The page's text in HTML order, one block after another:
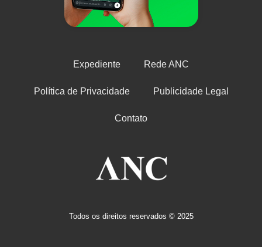
Expediente Rede ANC
Política de Privacidade Publicidade Legal
Contato
Todos os direitos reservados © 2025